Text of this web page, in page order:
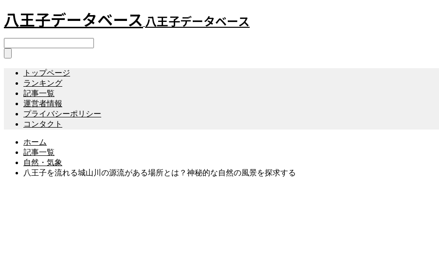
八王子データベース 八王子データベース
トップページ
ランキング
記事一覧
運営者情報
プライバシーポリシー
コンタクト
ホーム
記事一覧
自然・気象
八王子を流れる城山川の源流がある場所とは？神秘的な自然の風景を探求する